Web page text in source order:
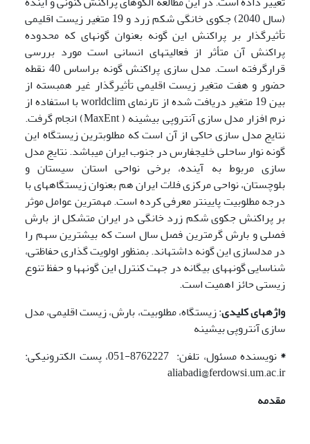
(سال 2040) جکوی خانگی شکم زرد و 19 متغیر زیست اقلیمی
تأثیرگذار بر پراکنش این گونه بعنوان گونه­ای که محدوده
پراکنش آن متأثر از فعالیت­های انسانی است مورد بررسی
قرارگرفته است. مدل سازی پراکنش گونه براساس 40 نقطه
حضور و هفت متغیر زیست اقلیمی تأثیرگذار غیر همبسته از
بین 19 متغیر دریافت شده از تارنمای worldclim با استفاده از
نرم افزار مدل سازی آنتروپی بیشینه ( MaxEnt) انجام گرفت.
نتایج مدل سازی حاکی از آن است که مطلوبترین زیستگاه این
گونه نوار ساحلی خلیج­فارس در جنوب ایران می­باشد. نتایج مدل
سازی مربوط به آینده، برخی نواحی استان سیستان و
بلوچستان، نواحی مرکزی فلات ایران هم بعنوان زیستگاه­های با
درجه مطلوبیت پایین­تر معرفی کرده است. مهم­ترین عوامل موثر
بر پراکنش جکوی شکم زرد خانگی در ایران متشکل از بارش
فصلی و بارش گرمترین فصل سال است که بیشترین سهم را
در مدل­سازی این گونه داشته­اند. بمنظور اولویت گذاری حفاظتی،
شناسایی گونه­های بیگانه در جهت کنترل این گونه­ها و حفظ تنوع
زیستی حائز اهمیت است.
واژه­های کلیدی: زیستگاه، مطلوبیت، بارش، زیست اقلیمی، مدل
سازی آنتروپی بیشینه
*
نویسنده مسئول، تلفن: 8762227-051، پست الکترونیکی:
aliabadi@ferdowsi.um.ac.ir
مقدمه